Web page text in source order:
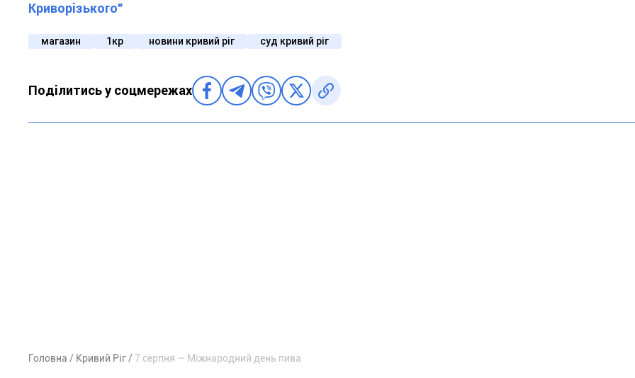
Криворізького"
магазин 1кр новини кривий ріг суд кривий ріг
Поділитись у соцмережах
Головна Кривий Ріг 7 серпня — Міжнародний день пива